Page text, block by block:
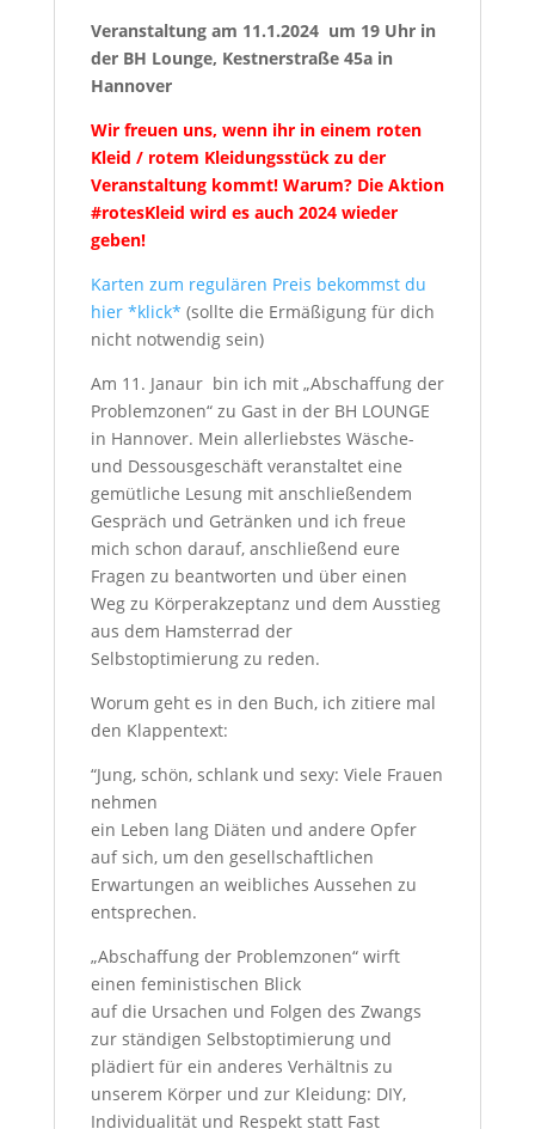
Veranstaltung am 11.1.2024 um 19 Uhr in
der BH Lounge, Kestnerstraße 45a in
Hannover
Wir freuen uns, wenn ihr in einem roten
Kleid / rotem Kleidungsstück zu der
Veranstaltung kommt! Warum? Die Aktion
#rotesKleid wird es auch 2024 wieder
geben!
Karten zum regulären Preis bekommst du
hier *klick* (sollte die Ermäßigung für dich
nicht notwendig sein)
Am 11. Janaur bin ich mit „Abschaffung der
Problemzonen“ zu Gast in der BH LOUNGE
in Hannover. Mein allerliebstes Wäsche-
und Dessousgeschäft veranstaltet eine
gemütliche Lesung mit anschließendem
Gespräch und Getränken und ich freue
mich schon darauf, anschließend eure
Fragen zu beantworten und über einen
Weg zu Körperakzeptanz und dem Ausstieg
aus dem Hamsterrad der
Selbstoptimierung zu reden.
Worum geht es in den Buch, ich zitiere mal
den Klappentext:
“Jung, schön, schlank und sexy: Viele Frauen
nehmen
ein Leben lang Diäten und andere Opfer
auf sich, um den gesellschaftlichen
Erwartungen an weibliches Aussehen zu
entsprechen.
„Abschaffung der Problemzonen“ wirft
einen feministischen Blick
auf die Ursachen und Folgen des Zwangs
zur ständigen Selbstoptimierung und
plädiert für ein anderes Verhältnis zu
unserem Körper und zur Kleidung: DIY,
Individualität und Respekt statt Fast